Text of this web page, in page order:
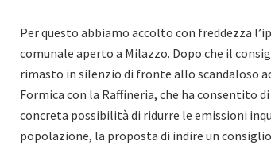
Per questo abbiamo accolto con freddezza
comunale aperto a Milazzo. Dopo che il
rimasto in silenzio di fronte allo scandaloso
Formica con la Raffineria, che ha consentito
concreta possibilità di ridurre le emissioni
popolazione, la proposta di indire un